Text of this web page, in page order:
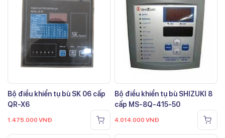
Bộ điều khiển tụ bù SK 06 cấp
QR-X6
1.475.000 VNĐ
Bộ điều khiển tụ bù SHIZUKI 8
cấp MS-8Q-415-50
4.014.000 VNĐ